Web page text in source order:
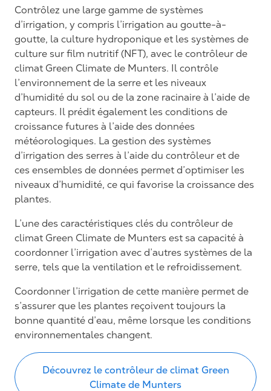
Contrôlez une large gamme de systèmes
d’irrigation, y compris l’irrigation au goutte-à-
goutte, la culture hydroponique et les systèmes de
culture sur film nutritif (NFT), avec le contrôleur de
climat Green Climate de Munters. Il contrôle
l’environnement de la serre et les niveaux
d’humidité du sol ou de la zone racinaire à l’aide de
capteurs. Il prédit également les conditions de
croissance futures à l’aide des données
météorologiques. La gestion des systèmes
d’irrigation des serres à l’aide du contrôleur et de
ces ensembles de données permet d’optimiser les
niveaux d’humidité, ce qui favorise la croissance des
plantes.
L’une des caractéristiques clés du contrôleur de
climat Green Climate de Munters est sa capacité à
coordonner l’irrigation avec d’autres systèmes de la
serre, tels que la ventilation et le refroidissement.
Coordonner l’irrigation de cette manière permet de
s’assurer que les plantes reçoivent toujours la
bonne quantité d’eau, même lorsque les conditions
environnementales changent.
Découvrez le contrôleur de climat Green
Climate de Munters